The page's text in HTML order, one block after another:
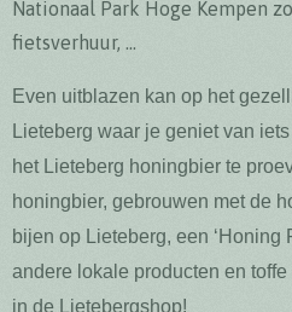
Nationaal Park Hoge Kempen
fietsverhuur, ...
Even uitblazen kan op het
Lieteberg waar je geniet van
het Lieteberg honingbier te
honingbier, gebrouwen met de
bijen op Lieteberg, een ‘Honing
andere lokale producten en
in de Lietebergshop!